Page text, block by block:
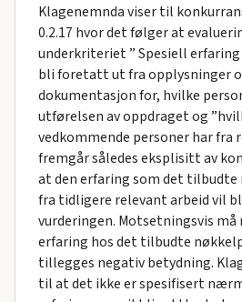
Klagenemnda viser til
0.2.17 hvor det følger at
underkriteriet ” Spesiell
bli foretatt ut fra opplysninger
dokumentasjon for, hvilke
utførelsen av oppdraget og
vedkommende personer har fra
fremgår således eksplisitt av
at den erfaring som det
fra tidligere relevant arbeid vil
vurderingen. Motsetningsvis
erfaring hos det tilbudte
tillegges negativ betydning.
til at det ikke er spesifisert